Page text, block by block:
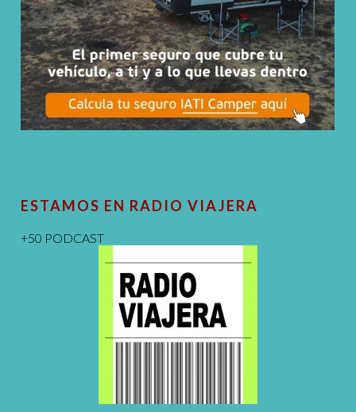
ESTAMOS EN RADIO VIAJERA
+50 PODCAST